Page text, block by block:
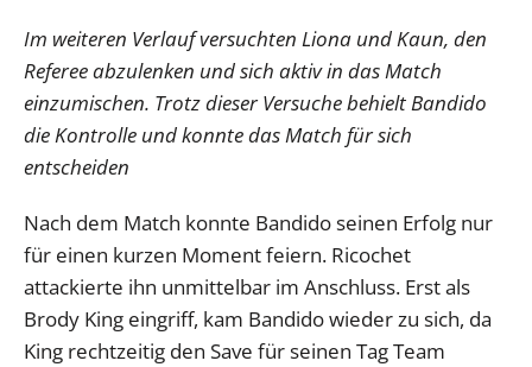
Im weiteren Verlauf versuchten Liona und Kaun, den
Referee abzulenken und sich aktiv in das Match
einzumischen. Trotz dieser Versuche behielt Bandido
die Kontrolle und konnte das Match für sich
entscheiden
Nach dem Match konnte Bandido seinen Erfolg nur
für einen kurzen Moment feiern. Ricochet
attackierte ihn unmittelbar im Anschluss. Erst als
Brody King eingriff, kam Bandido wieder zu sich, da
King rechtzeitig den Save für seinen Tag Team